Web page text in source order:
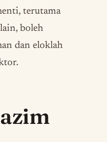
terutama
boleh
dan eloklah